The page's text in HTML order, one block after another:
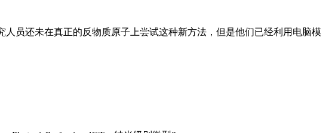
员还未在真正的反物质原子上尝试这种新方法，但是他们已经利用电脑模